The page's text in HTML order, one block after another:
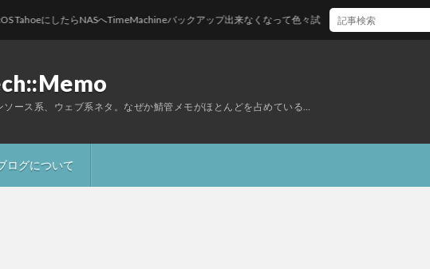
ース系、ウェブ系ネタ。なぜか鯖管メモがほとんどを占めている…
ログについて
たらNASへTimeMachineバックアップ出来なくなって色々試したけど神記事のおかげで一発解消した